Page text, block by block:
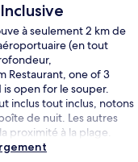
à seulement 2 km de
(en tout
Restaurant, one of 3
open for le souper.
inclus tout inclus, notons
de nuit. Les autres
proximité à la plage.